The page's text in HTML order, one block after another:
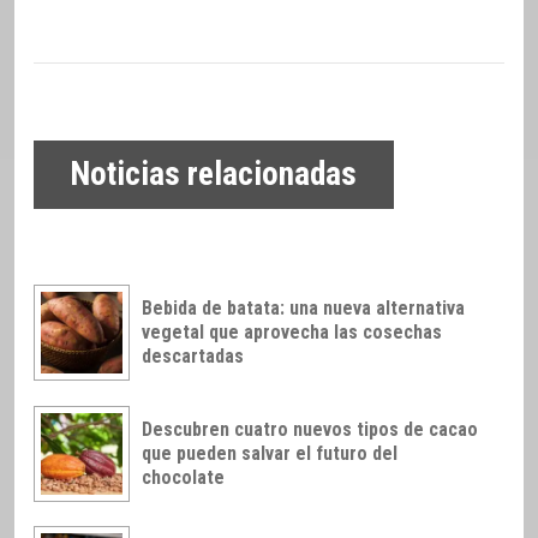
Noticias relacionadas
Bebida de batata: una nueva alternativa
vegetal que aprovecha las cosechas
descartadas
Descubren cuatro nuevos tipos de cacao
que pueden salvar el futuro del
chocolate